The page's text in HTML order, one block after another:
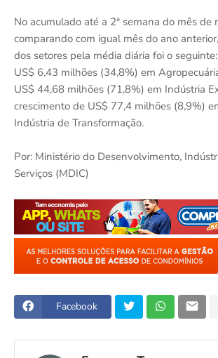
No acumulado até a 2ª semana do mês de
comparando com igual mês do ano
dos setores pela média diária foi o
US$ 6,43 milhões (34,8%) em
US$ 44,68 milhões (71,8%) em Indústria
crescimento de US$ 77,4 milhões (8,9%)
Indústria de Transformação.
Por: Ministério do Desenvolvimento,
Serviços (MDIC)
Facebook